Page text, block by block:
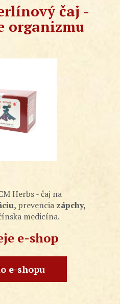
čaj -
organizmu
Herbs - čaj na
prevencia zápchy,
medicína.
e-shop
e-shopu